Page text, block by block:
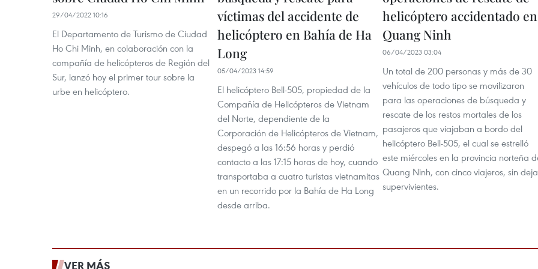
29/04/2022 10:16
El Departamento de Turismo de Ciudad
Ho Chi Minh, en colaboración con la
compañía de helicópteros de Región del
Sur, lanzó hoy el primer tour sobre la
urbe en helicóptero.
víctimas del accidente de
helicóptero en Bahía de Ha
Long
05/04/2023 14:59
El helicóptero Bell-505, propiedad de la
Compañía de Helicópteros de Vietnam
del Norte, dependiente de la
Corporación de Helicópteros de Vietnam,
despegó a las 16:56 horas y perdió
contacto a las 17:15 horas de hoy, cuando
transportaba a cuatro turistas vietnamitas
en un recorrido por la Bahía de Ha Long
desde arriba.
helicóptero accidentado en
Quang Ninh
06/04/2023 03:04
Un total de 200 personas y más de 30
vehículos de todo tipo se movilizaron
para las operaciones de búsqueda y
rescate de los restos mortales de los
pasajeros que viajaban a bordo del
helicóptero Bell-505, el cual se estrelló
este miércoles en la provincia norteña
Quang Ninh, con cinco viajeros, sin
supervivientes.
VER MÁS